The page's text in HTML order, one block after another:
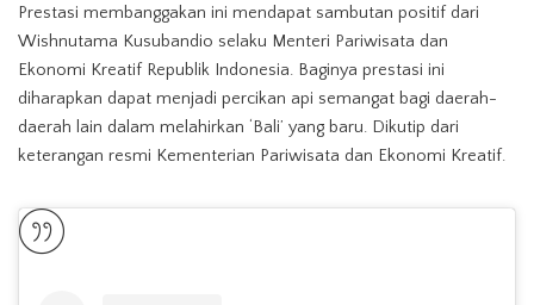
Prestasi membanggakan ini mendapat sambutan positif dari
Wishnutama Kusubandio selaku Menteri Pariwisata dan
Ekonomi Kreatif Republik Indonesia. Baginya prestasi ini
diharapkan dapat menjadi percikan api semangat bagi daerah-
daerah lain dalam melahirkan ‘Bali’ yang baru. Dikutip dari
keterangan resmi Kementerian Pariwisata dan Ekonomi Kreatif.